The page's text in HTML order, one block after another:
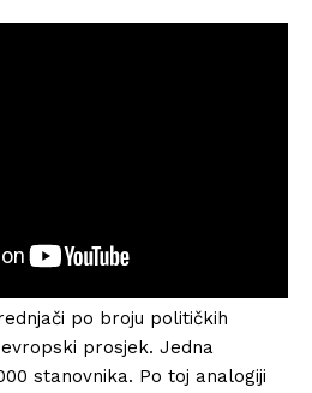
po broju političkih
prosjek. Jedna
stanovnika. Po toj analogiji